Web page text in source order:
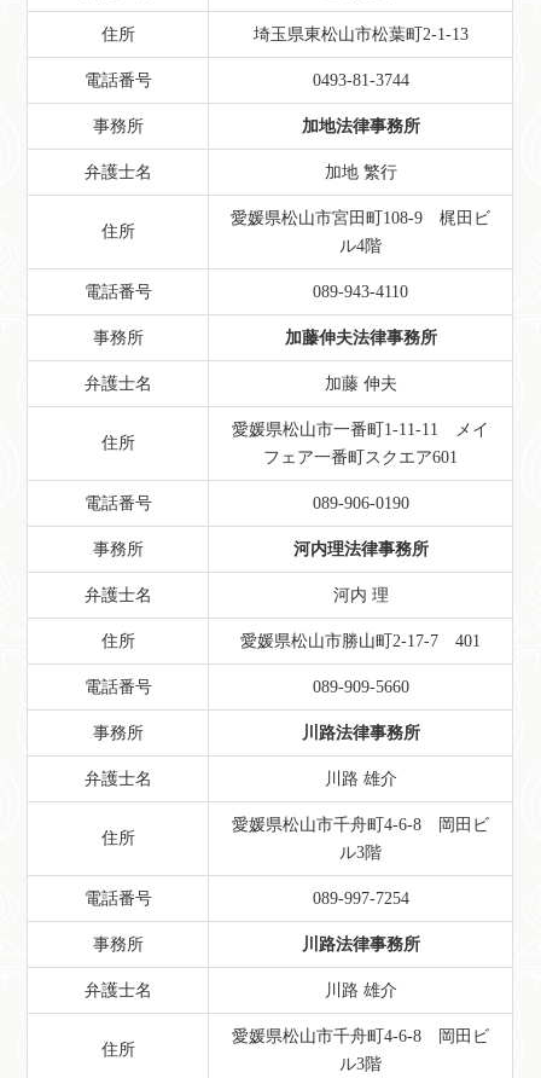
住所 埼玉県東松山市松葉町2-1-13
電話番号 0493-81-3744
事務所 加地法律事務所
弁護士名 加地 繁行
住所
愛媛県松山市宮田町108-9 梶田ビ
ル4階
電話番号 089-943-4110
事務所 加藤伸夫法律事務所
弁護士名 加藤 伸夫
住所
愛媛県松山市一番町1-11-11 メイ
フェア一番町スクエア601
電話番号 089-906-0190
事務所 河内理法律事務所
弁護士名 河内 理
住所 愛媛県松山市勝山町2-17-7 401
電話番号 089-909-5660
事務所 川路法律事務所
弁護士名 川路 雄介
住所
愛媛県松山市千舟町4-6-8 岡田ビ
ル3階
電話番号 089-997-7254
事務所 川路法律事務所
弁護士名 川路 雄介
住所
愛媛県松山市千舟町4-6-8 岡田ビ
ル3階